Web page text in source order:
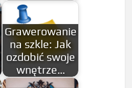
Grawerowanie
na szkle: Jak
ozdobić swoje
wnętrze…